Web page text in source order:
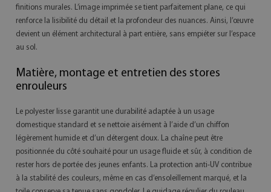
finitions murales. L’image imprimée se tient parfaitement plane, ce qui
renforce la lisibilité du détail et la profondeur des nuances. Ainsi, l’œuvre
devient un élément architectural à part entière, sans empiéter sur l’espace
au sol.
Matière, montage et entretien des stores
enrouleurs
Le polyester lisse garantit une durabilité adaptée à un usage
domestique standard et se nettoie aisément à l’aide d’un chiffon
légèrement humide et d’un détergent doux. La chaîne peut être
positionnée du côté souhaité pour un usage fluide et sûr, à condition de
rester hors de portée des jeunes enfants. La protection anti-UV contribue
à la stabilité des couleurs, même en cas d’ensoleillement marqué, et la